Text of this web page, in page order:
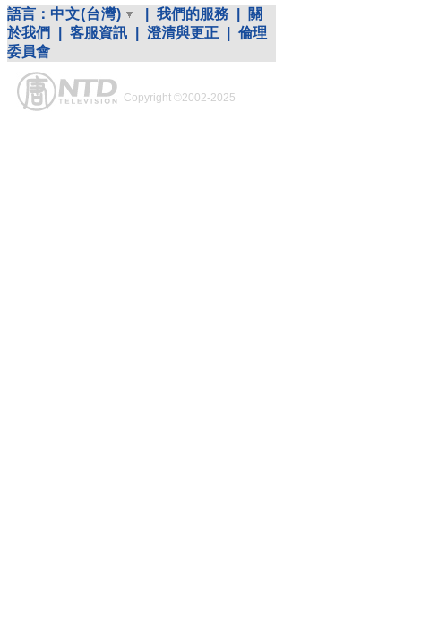
語言： 中文(台灣) 我們的服務
關
於我們
客服資訊 澄清與更正
倫理
委員會
Copyright ©2002-2025